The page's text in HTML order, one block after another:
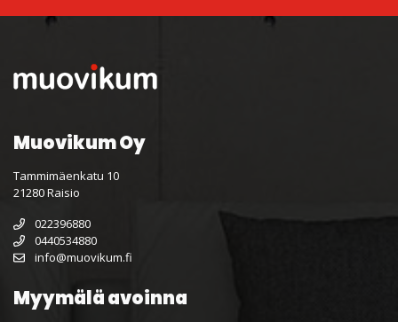
Muovikum Oy
Tammimäenkatu 10
21280 Raisio
022396880
0440534880
info@muovikum.fi
Myymälä avoinna